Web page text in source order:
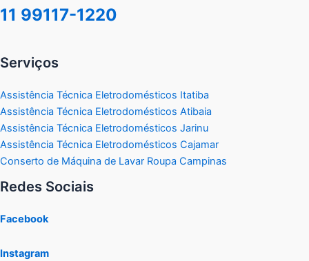
11 99117-1220
Serviços
Assistência Técnica Eletrodomésticos Itatiba
Assistência Técnica Eletrodomésticos Atibaia
Assistência Técnica Eletrodomésticos Jarinu
Assistência Técnica Eletrodomésticos Cajamar
Conserto de Máquina de Lavar Roupa Campinas
Redes Sociais
Facebook
Instagram